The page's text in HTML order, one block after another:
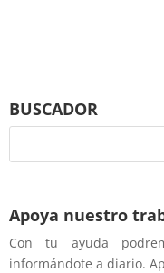
BUSCADOR
Apoya nuestro
Con tu ayuda
informándote a diario.